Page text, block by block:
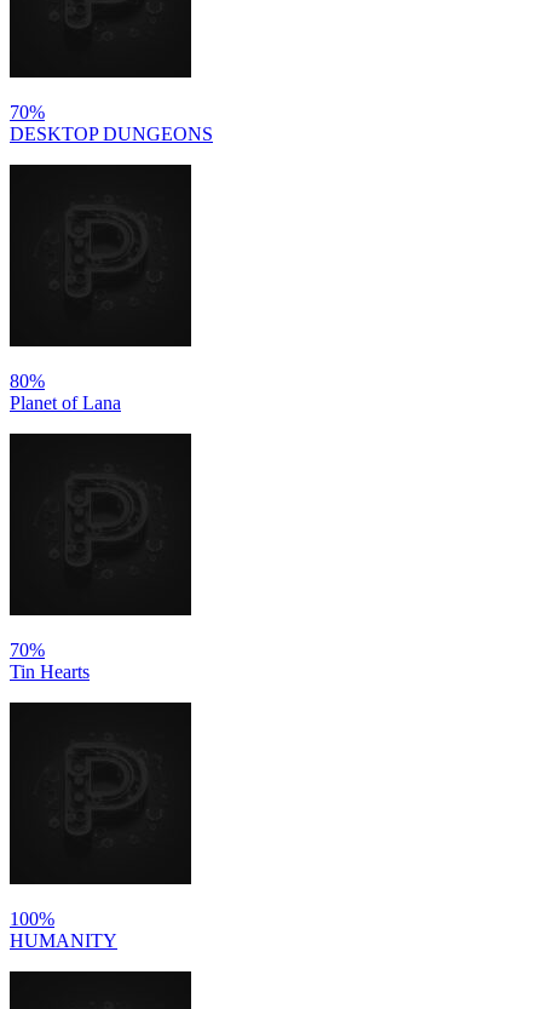
70%
DESKTOP DUNGEONS
80%
Planet of Lana
70%
Tin Hearts
100%
HUMANITY